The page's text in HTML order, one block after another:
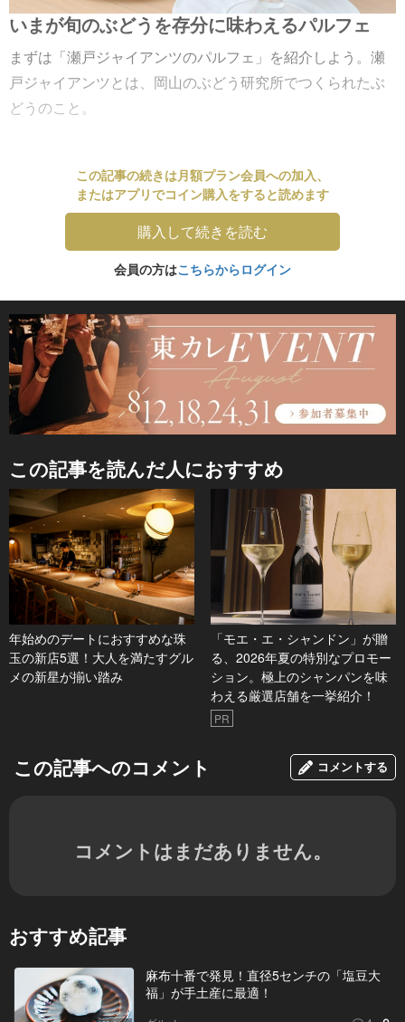
いまが旬のぶどうを存分に味わえるパルフェ
まずは「瀬戸ジャイアンツのパルフェ」を紹介しよう。瀬
戸ジャイアンツとは、岡山のぶどう研究所でつくられたぶ
どうのこと。
この記事の続きは月額プラン会員への加入、
またはアプリでコイン購入をすると読めます
購入して続きを読む
会員の方はこちらからログイン
この記事を読んだ人におすすめ
年始めのデートにおすすめな珠
玉の新店5選！大人を満たすグル
メの新星が揃い踏み
「モエ・エ・シャンドン」が贈
る、2026年夏の特別なプロモー
ション。極上のシャンパンを味
わえる厳選店舗を一挙紹介！
PR
この記事へのコメント コメントする
コメントはまだありません。
おすすめ記事
麻布十番で発見！直径5センチの「塩豆大
福」が手土産に最適！